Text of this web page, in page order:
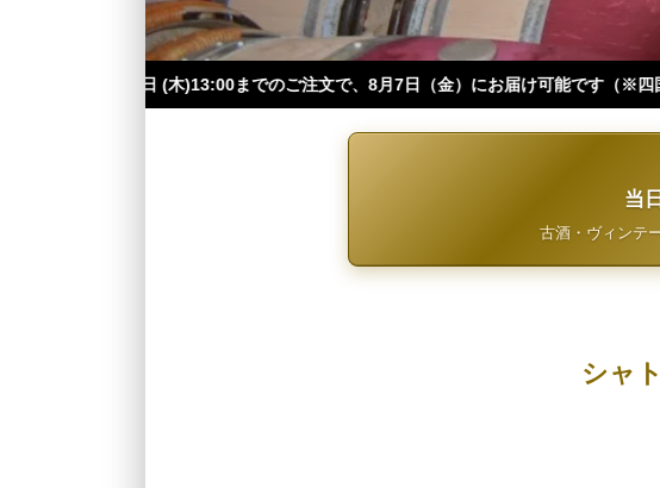
ご注文で、8月7日（金）にお届け可能です（※四国・中国・九州・沖縄・北海道
当
古酒・ヴィンテ
シャ